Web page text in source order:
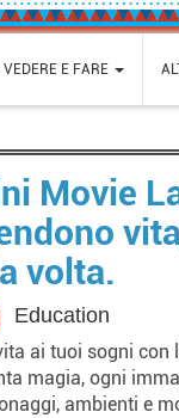
VEDERE E FARE
Movie
volta.
Education
ai tuoi sogni con
magia, ogni
ambienti e